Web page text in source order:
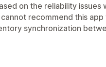
on the reliability
recommend this
synchronization